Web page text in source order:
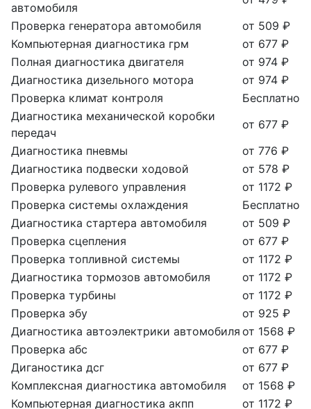
автомобиля
Проверка генератора автомобиля
от 509 ₽
Компьютерная диагностика грм
от 677 ₽
Полная диагностика двигателя
от 974 ₽
Диагностика дизельного мотора
от 974 ₽
Проверка климат контроля
Бесплатно
Диагностика механической коробки
передач
от 677 ₽
Диагностика пневмы
от 776 ₽
Диагностика подвески ходовой
от 578 ₽
Проверка рулевого управления
от 1172 ₽
Проверка системы охлаждения
Бесплатно
Диагностика стартера автомобиля
от 509 ₽
Проверка сцепления
от 677 ₽
Проверка топливной системы
от 1172 ₽
Диагностика тормозов автомобиля
от 1172 ₽
Проверка турбины
от 1172 ₽
Проверка эбу
от 925 ₽
Диагностика автоэлектрики автомобиля от 1568 ₽
Проверка абс
от 677 ₽
Диганостика дсг
от 677 ₽
Комплексная диагностика автомобиля
от 1568 ₽
Компьютерная диагностика акпп
от 1172 ₽